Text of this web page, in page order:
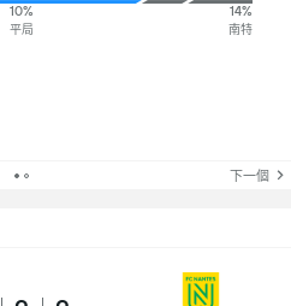
10%
平局
14%
南特
下一個